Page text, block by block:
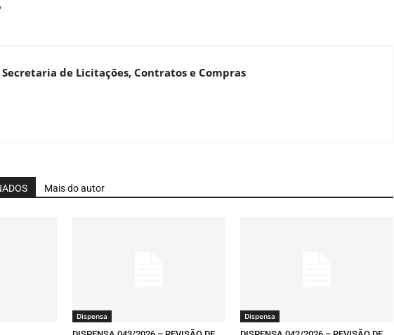
Secretaria de Licitações, Contratos e Compras
Mais do autor
Dispensa Dispensa